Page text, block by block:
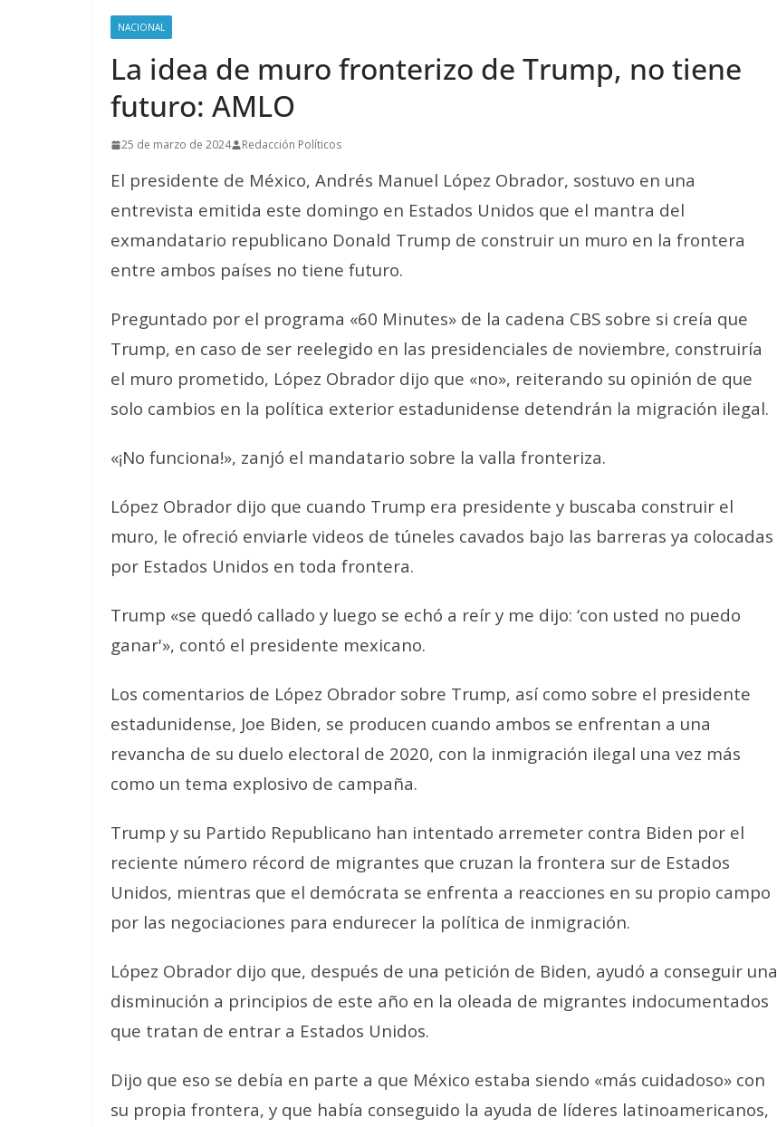
NACIONAL
La idea de muro fronterizo de Trump, no tiene
futuro: AMLO
25 de marzo de 2024 Redacción Políticos
El presidente de México, Andrés Manuel López Obrador, sostuvo en una
entrevista emitida este domingo en Estados Unidos que el mantra del
exmandatario republicano Donald Trump de construir un muro en la frontera
entre ambos países no tiene futuro.
Preguntado por el programa «60 Minutes» de la cadena CBS sobre si creía que
Trump, en caso de ser reelegido en las presidenciales de noviembre, construiría
el muro prometido, López Obrador dijo que «no», reiterando su opinión de que
solo cambios en la política exterior estadunidense detendrán la migración ilegal.
«¡No funciona!», zanjó el mandatario sobre la valla fronteriza.
López Obrador dijo que cuando Trump era presidente y buscaba construir el
muro, le ofreció enviarle videos de túneles cavados bajo las barreras ya colocadas
por Estados Unidos en toda frontera.
Trump «se quedó callado y luego se echó a reír y me dijo: ‘con usted no puedo
ganar'», contó el presidente mexicano.
Los comentarios de López Obrador sobre Trump, así como sobre el presidente
estadunidense, Joe Biden, se producen cuando ambos se enfrentan a una
revancha de su duelo electoral de 2020, con la inmigración ilegal una vez más
como un tema explosivo de campaña.
Trump y su Partido Republicano han intentado arremeter contra Biden por el
reciente número récord de migrantes que cruzan la frontera sur de Estados
Unidos, mientras que el demócrata se enfrenta a reacciones en su propio campo
por las negociaciones para endurecer la política de inmigración.
López Obrador dijo que, después de una petición de Biden, ayudó a conseguir una
disminución a principios de este año en la oleada de migrantes indocumentados
que tratan de entrar a Estados Unidos.
Dijo que eso se debía en parte a que México estaba siendo «más cuidadoso» con
su propia frontera, y que había conseguido la ayuda de líderes latinoamericanos,